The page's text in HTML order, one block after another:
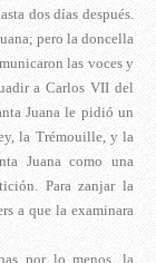
dos días después.
pero la doncella
las voces y
a Carlos VII del
Juana le pidió un
la Trémouille, y la
Juana como una
Para zanjar la
a que la examinara
por lo menos, la